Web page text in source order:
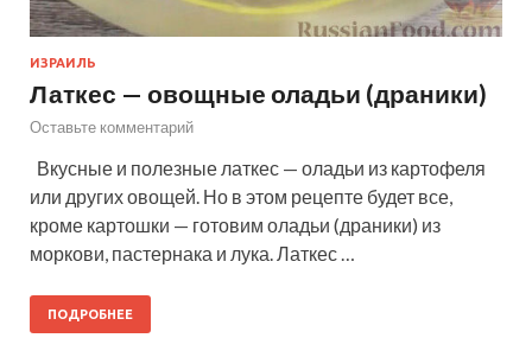
ИЗРАИЛЬ
Латкес — овощные оладьи (драники)
Оставьте комментарий
Вкусные и полезные латкес — оладьи из картофеля
или других овощей. Но в этом рецепте будет все,
кроме картошки — готовим оладьи (драники) из
моркови, пастернака и лука. Латкес …
ПОДРОБНЕЕ